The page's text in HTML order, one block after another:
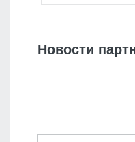
Новости